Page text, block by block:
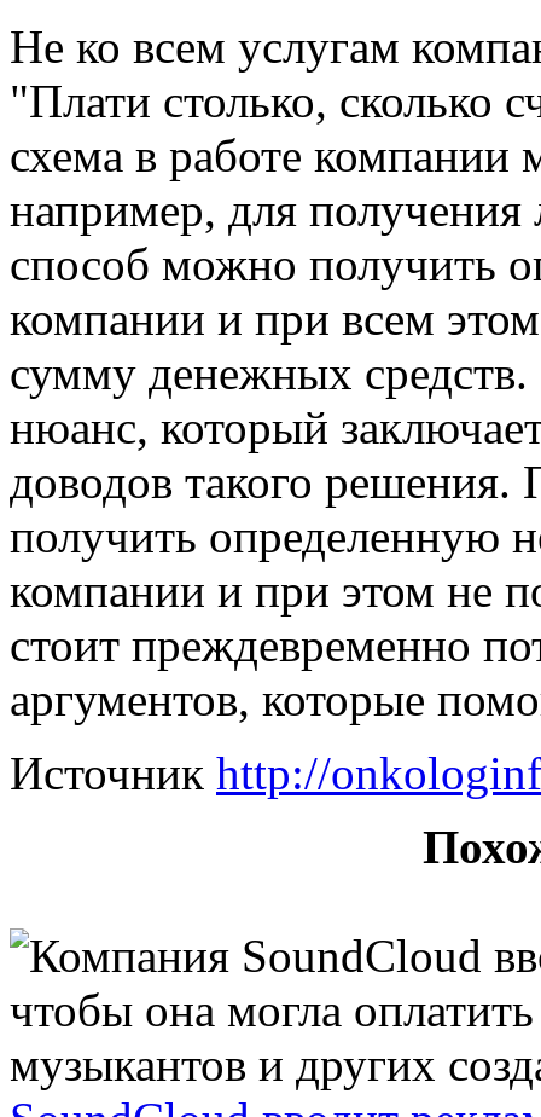
Не ко всем услугам
"Плати столько,
схема в работе
например, для получения
способ можно получить
компании и при всем
сумму денежных
нюанс, который
доводов такого решения.
получить определенную
компании и при этом не
стоит преждевременно
аргументов, которые
Источник http://